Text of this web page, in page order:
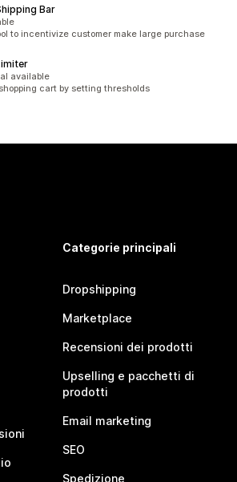
Bar
to incentivize customer make large purchase
available
cart by setting thresholds
Categorie principali
Dropshipping
Marketplace
Recensioni dei prodotti
Upselling e pacchetti di
prodotti
Email marketing
SEO
Spedizione